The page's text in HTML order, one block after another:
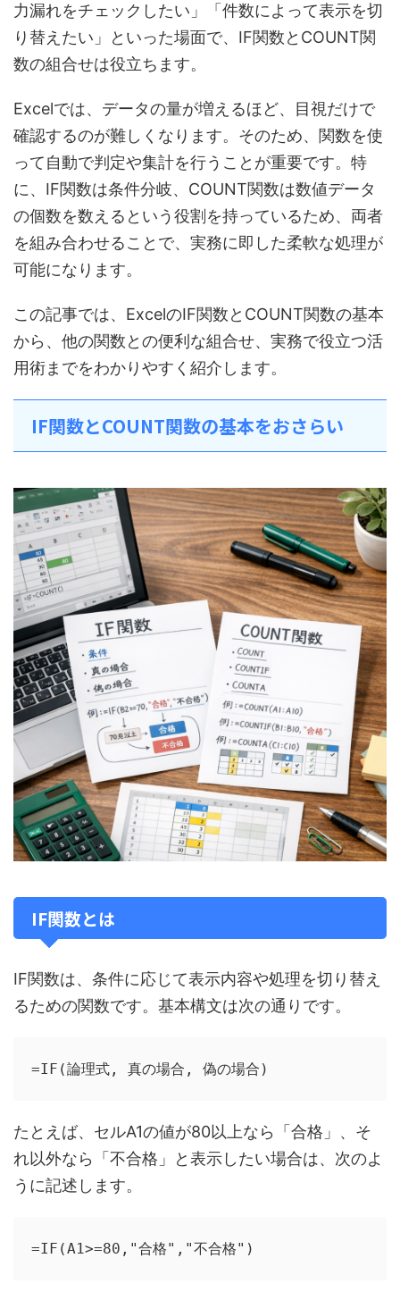
力漏れをチェックしたい」「件数によって表示を切
り替えたい」といった場面で、IF関数とCOUNT関
数の組合せは役立ちます。
Excelでは、データの量が増えるほど、目視だけで
確認するのが難しくなります。そのため、関数を使
って自動で判定や集計を行うことが重要です。特
に、IF関数は条件分岐、COUNT関数は数値データ
の個数を数えるという役割を持っているため、両者
を組み合わせることで、実務に即した柔軟な処理が
可能になります。
この記事では、ExcelのIF関数とCOUNT関数の基本
から、他の関数との便利な組合せ、実務で役立つ活
用術までをわかりやすく紹介します。
IF関数とCOUNT関数の基本をおさらい
IF関数とは
IF関数は、条件に応じて表示内容や処理を切り替え
るための関数です。基本構文は次の通りです。
=IF(論理式, 真の場合, 偽の場合)
たとえば、セルA1の値が80以上なら「合格」、そ
れ以外なら「不合格」と表示したい場合は、次のよ
うに記述します。
=IF(A1>=80,"合格","不合格")